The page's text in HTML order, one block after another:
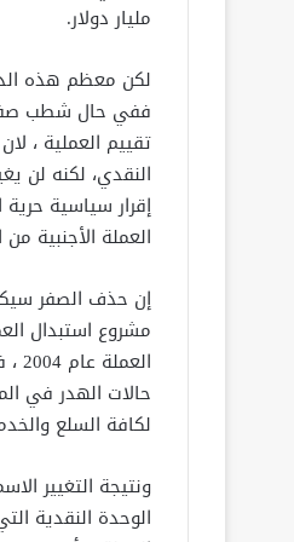
مليار دولار.
لكن معظم هذه
ففي حال شطب صفر
تقييم العملية ،
النقدي، لكنه لن
إقرار سياسية
العملة الأجنبية من
إن حذف الصفر
مشروع استبدال
حالات الهدر في
لكافة السلع
ونتيجة التغيير
الوحدة النقدية